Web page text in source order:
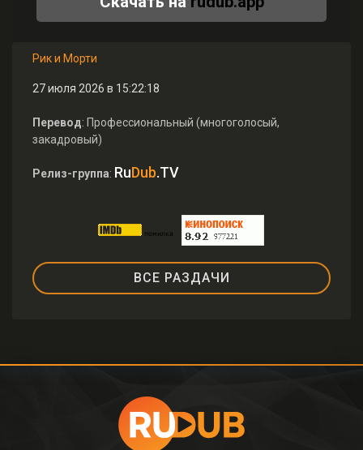
Рик и Морти
27 июля 2026 в 15:22:18
Перевод: Профессиональный (многоголосый,
закадровый)
Релиз-группа: RuDub.TV
ВСЕ РАЗДАЧИ